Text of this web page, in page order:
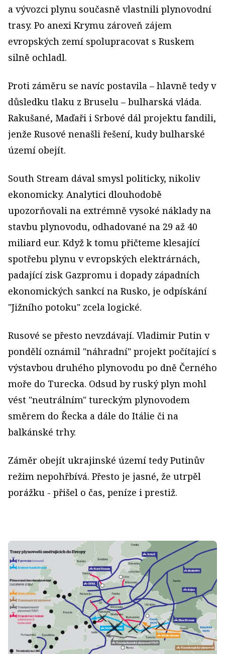
a vývozci plynu současně vlastnili plynovodní
trasy. Po anexi Krymu zároveň zájem
evropských zemí spolupracovat s Ruskem
silně ochladl.
Proti záměru se navíc postavila – hlavně tedy v
důsledku tlaku z Bruselu – bulharská vláda.
Rakušané, Maďaři i Srbové dál projektu fandili,
jenže Rusové nenašli řešení, kudy bulharské
území obejít.
South Stream dával smysl politicky, nikoliv
ekonomicky. Analytici dlouhodobě
upozorňovali na extrémně vysoké náklady na
stavbu plynovodu, odhadované na 29 až 40
miliard eur. Když k tomu přičteme klesající
spotřebu plynu v evropských elektrárnách,
padající zisk Gazpromu i dopady západních
ekonomických sankcí na Rusko, je odpískání
"Jižního potoku" zcela logické.
Rusové se přesto nevzdávají. Vladimir Putin v
pondělí oznámil "náhradní" projekt počítající s
výstavbou druhého plynovodu po dně Černého
moře do Turecka. Odsud by ruský plyn mohl
vést "neutrálním" tureckým plynovodem
směrem do Řecka a dále do Itálie či na
balkánské trhy.
Záměr obejít ukrajinské území tedy Putinův
režim nepohřbívá. Přesto je jasné, že utrpěl
porážku - přišel o čas, peníze i prestiž.